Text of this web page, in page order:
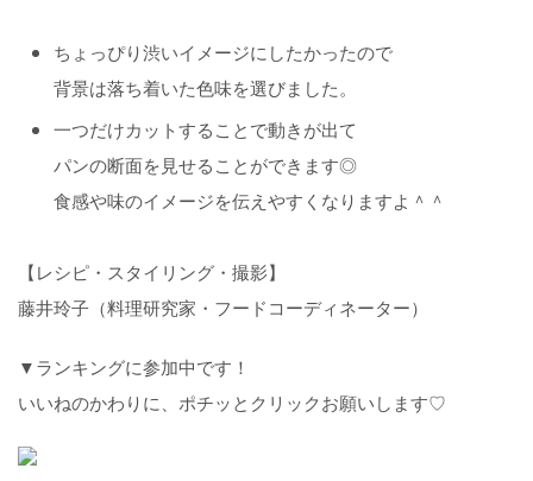
ちょっぴり渋いイメージにしたかったので
背景は落ち着いた色味を選びました。
一つだけカットすることで動きが出て
パンの断面を見せることができます◎
食感や味のイメージを伝えやすくなりますよ＾＾
【レシピ・スタイリング・撮影】
藤井玲子（料理研究家・フードコーディネーター）
▼ランキングに参加中です！
いいねのかわりに、ポチッとクリックお願いします♡